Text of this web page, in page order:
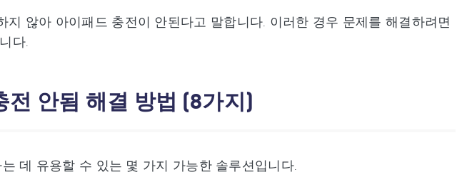
않아 아이패드 충전이 안된다고 말합니다. 이러한 경우 문제를 해결하려면
다.
안됨 해결 방법 (8가지)
데 유용할 수 있는 몇 가지 가능한 솔루션입니다.